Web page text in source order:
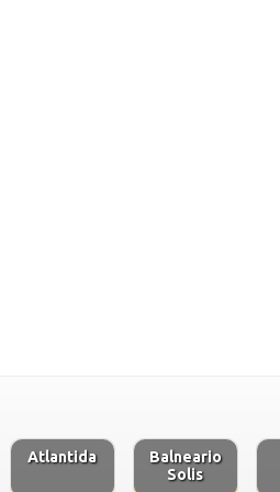
Atlantida
Balneario
Solis